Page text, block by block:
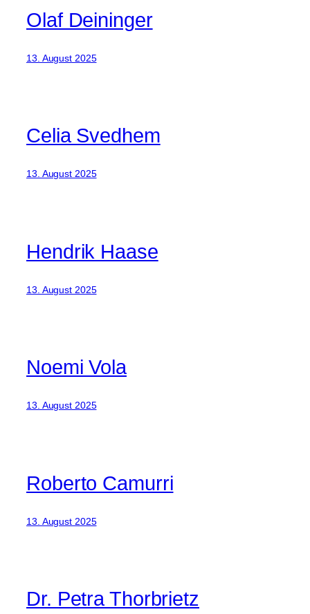
Olaf Deininger
13. August 2025
Celia Svedhem
13. August 2025
Hendrik Haase
13. August 2025
Noemi Vola
13. August 2025
Roberto Camurri
13. August 2025
Dr. Petra Thorbrietz